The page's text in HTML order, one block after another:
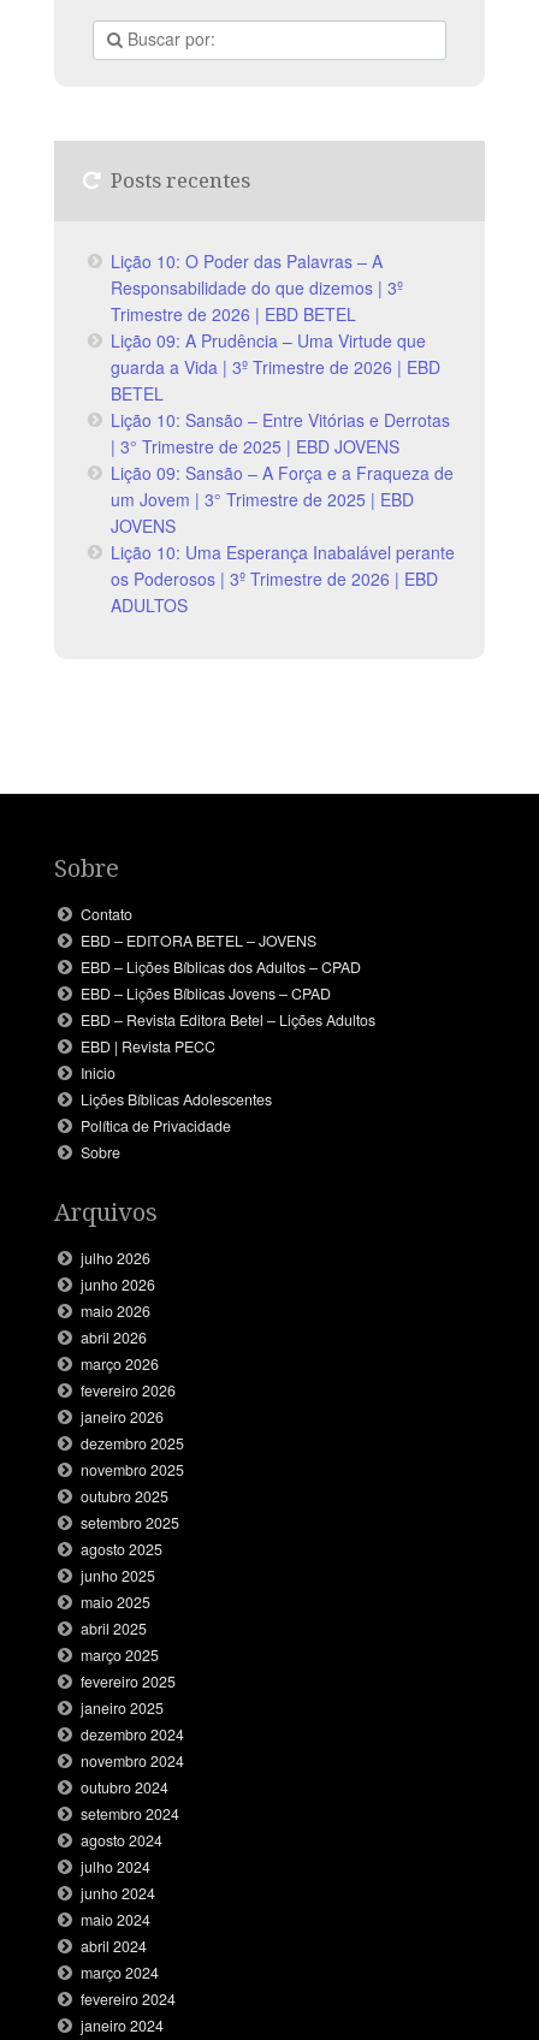
Posts recentes
Lição 10: O Poder das Palavras – A
Responsabilidade do que dizemos | 3º
Trimestre de 2026 | EBD BETEL
Lição 09: A Prudência – Uma Virtude que
guarda a Vida | 3º Trimestre de 2026 | EBD
BETEL
Lição 10: Sansão – Entre Vitórias e Derrotas
| 3° Trimestre de 2025 | EBD JOVENS
Lição 09: Sansão – A Força e a Fraqueza de
um Jovem | 3° Trimestre de 2025 | EBD
JOVENS
Lição 10: Uma Esperança Inabalável perante
os Poderosos | 3º Trimestre de 2026 | EBD
ADULTOS
Sobre
Contato
EBD – EDITORA BETEL – JOVENS
EBD – Lições Bíblicas dos Adultos – CPAD
EBD – Lições Bíblicas Jovens – CPAD
EBD – Revista Editora Betel – Lições Adultos
EBD | Revista PECC
Inicio
Lições Bíblicas Adolescentes
Política de Privacidade
Sobre
Arquivos
julho 2026
junho 2026
maio 2026
abril 2026
março 2026
fevereiro 2026
janeiro 2026
dezembro 2025
novembro 2025
outubro 2025
setembro 2025
agosto 2025
junho 2025
maio 2025
abril 2025
março 2025
fevereiro 2025
janeiro 2025
dezembro 2024
novembro 2024
outubro 2024
setembro 2024
agosto 2024
julho 2024
junho 2024
maio 2024
abril 2024
março 2024
fevereiro 2024
janeiro 2024